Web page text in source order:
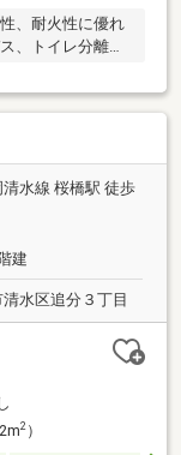
、耐火性に優れ
、トイレ分離タ
水線 桜橋駅 徒歩
建
水区追分３丁目
2）